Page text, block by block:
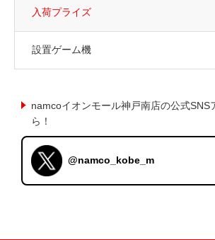
入荷プライズ
設置ゲーム機
namcoイオンモール神戸南店の公式SNS
ら！
@namco_kobe_m